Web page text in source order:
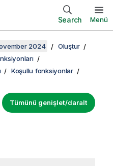
Search Menü
2024
Oluştur
Koşullu fonksiyonlar
Tümünü genişlet/daralt